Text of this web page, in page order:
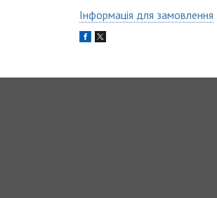
Інформація для замовлення